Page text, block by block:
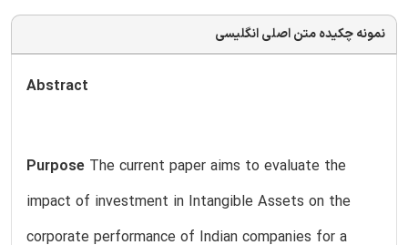
نمونه چکیده متن اصلی انگلیسی
Abstract
Purpose The current paper aims to evaluate the
impact of investment in Intangible Assets on the
corporate performance of Indian companies for a